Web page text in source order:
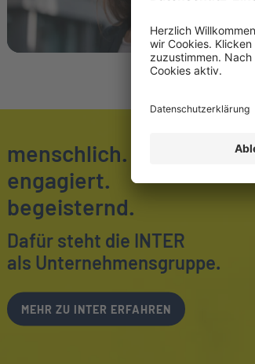
menschlich.
engagiert.
begeisternd.
Dafür steht die INTER
als Unternehmensgruppe.
MEHR ZU INTER ERFAHREN